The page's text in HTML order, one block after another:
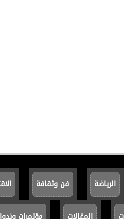
الرياضة فن وثقافة